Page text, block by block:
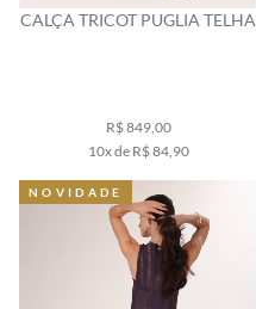
CALÇA TRICOT PUGLIA TELHA
R$ 849,00
10x de R$ 84,90
NOVIDADE